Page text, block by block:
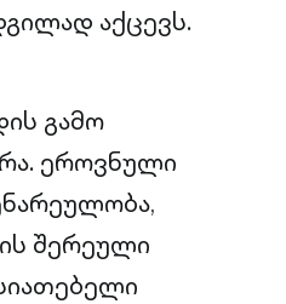
აქცევს.
გამო
ეროვნული
შერეული